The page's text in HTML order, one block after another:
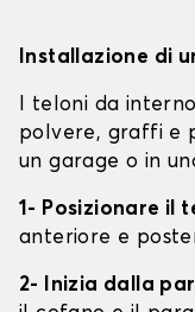
Installazione di
I teloni da
polvere, graffi e
un garage o in
1- Posizionare il
anteriore e
2- Inizia dalla